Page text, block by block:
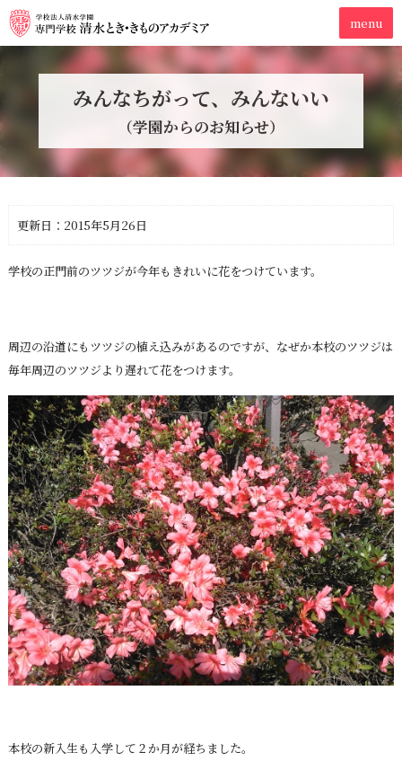
みんなちがって、みんないい
（学園からのお知らせ）
更新日：2015年5月26日
学校の正門前のツツジが今年もきれいに花をつけています。
周辺の沿道にもツツジの植え込みがあるのですが、なぜか本校のツツジは
毎年周辺のツツジより遅れて花をつけます。
本校の新入生も入学して２か月が経ちました。